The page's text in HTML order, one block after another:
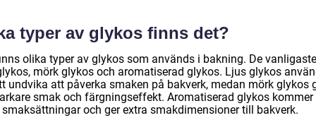
typer av glykos finns det?
olika typer av glykos som används i bakning. De
mörk glykos och aromatiserad glykos. Ljus glykos
undvika att påverka smaken på bakverk, medan mörk glykos
smak och färgningseffekt. Aromatiserad glykos kommer
och ger extra smakdimensioner till bakverk.